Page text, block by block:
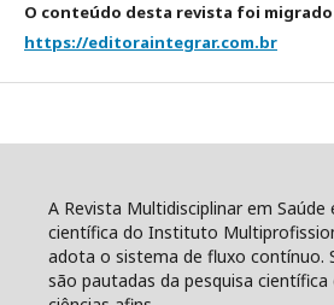
O conteúdo desta revista foi
https://editoraintegrar.com.br
A Revista Multidisciplinar em Saúde
científica do Instituto
adota o sistema de fluxo contínuo.
são pautadas da pesquisa científica